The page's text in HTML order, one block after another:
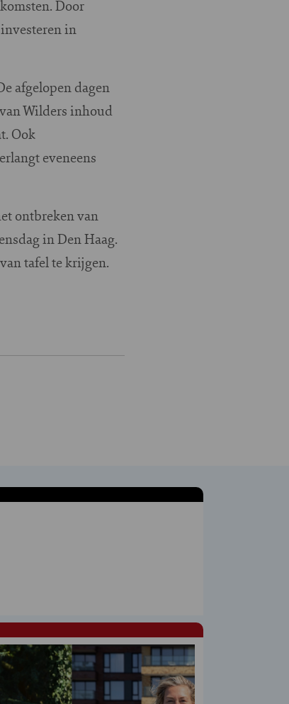
Door
in
afgelopen dagen
Wilders inhoud
Ook
eveneens
ontbreken van
in Den Haag.
tafel te krijgen.